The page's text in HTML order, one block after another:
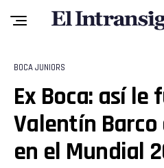
BOCA JUNIORS
Ex Boca: así le
Valentín
en el Mundial
Flipboard
Reddit